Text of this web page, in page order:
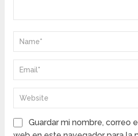
Guardar mi nombre, correo